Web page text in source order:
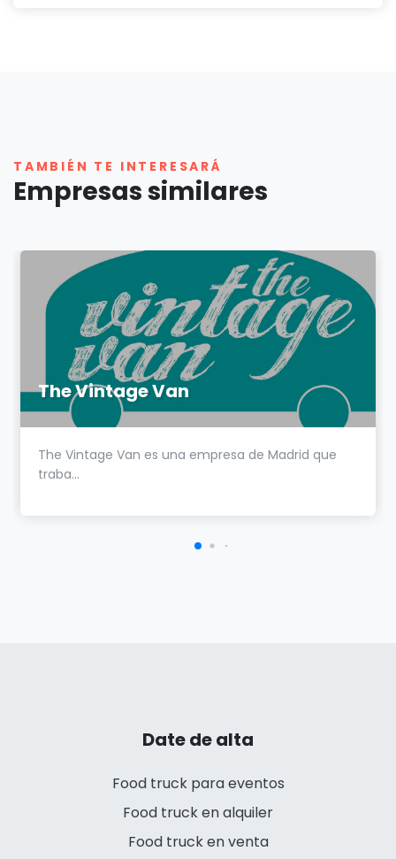
TAMBIÉN TE INTERESARÁ
Empresas similares
The Vintage Van
The Vintage Van es una empresa de Madrid que
traba...
Date de alta
Food truck para eventos
Food truck en alquiler
Food truck en venta